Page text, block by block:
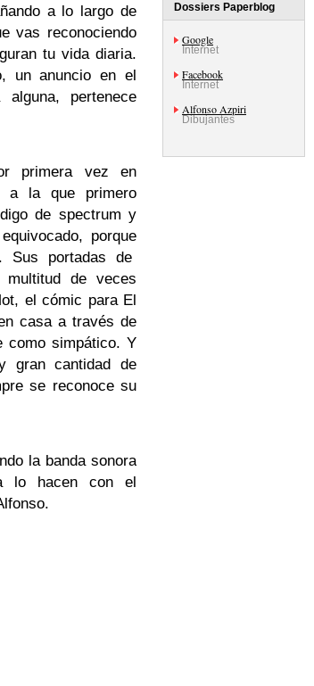
a lo largo de
vas reconociendo
tu vida diaria.
un anuncio en el
pertenece
primera vez en
a la que primero
de spectrum y
porque
Sus portadas de
de veces
el cómic para El
casa a través de
como simpático. Y
gran cantidad de
se reconoce su
la banda sonora
lo hacen con el
Dossiers Paperblog
Google
Internet
Facebook
Internet
Alfonso Azpiri
Dibujantes